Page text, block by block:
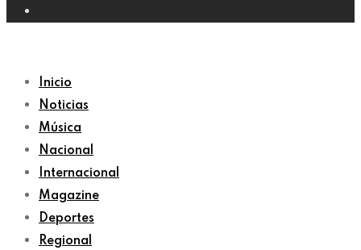
Inicio
Noticias
Música
Nacional
Internacional
Magazine
Deportes
Regional